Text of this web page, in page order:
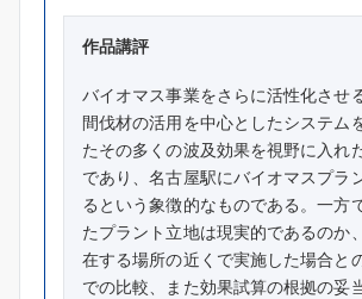
作品講評
バイオマス事業をさらに活性化させ
間伐材の活用を中心としたシステム
たその多くの波及効果を視野に入れ
であり、名古屋駅にバイオマスプラ
るという象徴的なものである。一方
たプラント立地は現実的であるのか
在する場所の近くで実施した場合と
での比較、また効果試算の根拠の妥